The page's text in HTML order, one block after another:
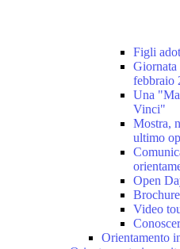
Figli
Giornata
febbraio
Una
Vinci"
Mostra,
ultimo
Open
Video
Orientamento